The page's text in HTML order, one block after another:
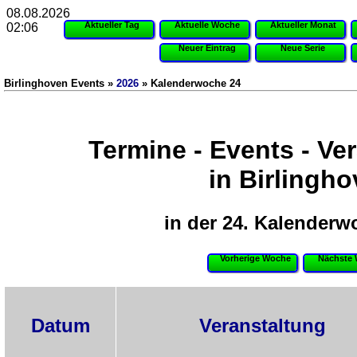
Aktueller Tag Aktuelle Woche Aktueller Monat
Neuer Eintrag Neue Serie
Birlinghoven Events » 2026 » Kalenderwoche 24
Termine - Events -
in
in der 24.
Vorherige Woche Nächste
Datum Veranstaltung
08.08.2026
02:06